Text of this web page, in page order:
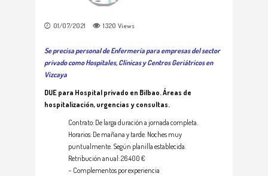
01/07/2021 1320 Views
Se precisa personal de Enfermería para empresas del sector
privado como Hospitales, Clínicas y Centros Geriátricos en
Vizcaya
DUE para Hospital privado en Bilbao. Áreas de
hospitalización, urgencias y consultas.
Contrato: De larga duración a jornada completa.
Horarios: De mañana y tarde. Noches muy
puntualmente. Según planilla establecida.
Retribución anual: 26.400 €
– Complementos por experiencia